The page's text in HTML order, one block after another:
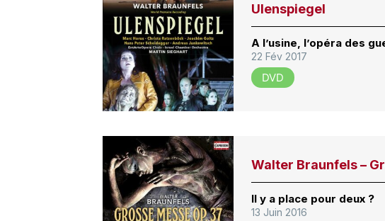
Ulenspiegel
A l’usine, l’opéra des
22 Fév 2017
DVD
Walter Braunfels –
Il y a place pour deux ?
13 Juin 2016